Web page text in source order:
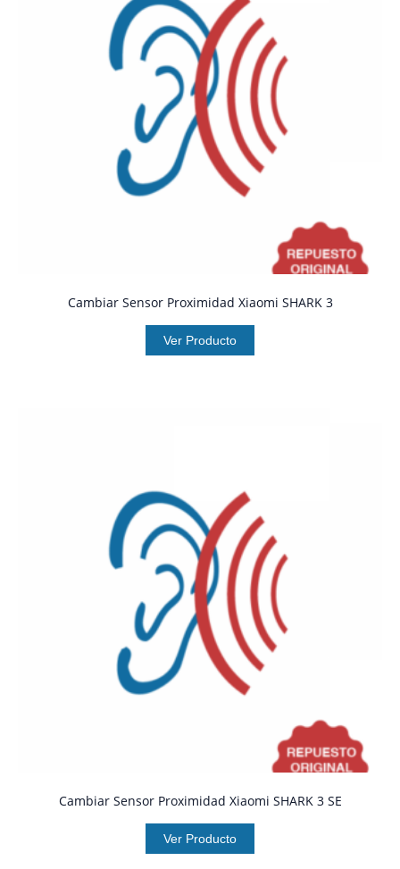
Cambiar Sensor Proximidad Xiaomi SHARK 3
Ver Producto
Cambiar Sensor Proximidad Xiaomi SHARK 3 SE
Ver Producto